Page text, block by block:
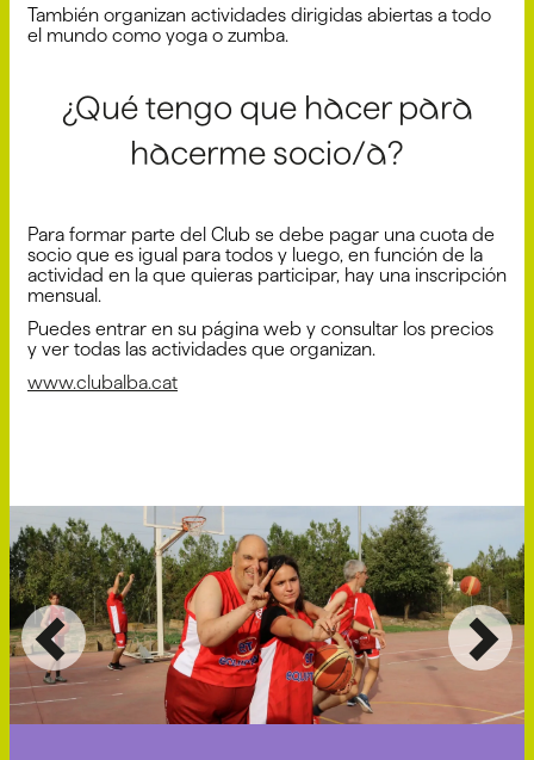
También organizan actividades dirigidas abiertas a todo
el mundo como yoga o zumba.
¿Qué tengo que hacer para
hacerme socio/a?
Para formar parte del Club se debe pagar una cuota de
socio que es igual para todos y luego, en función de la
actividad en la que quieras participar, hay una inscripción
mensual.
Puedes entrar en su página web y consultar los precios
y ver todas las actividades que organizan.
www.clubalba.cat
Anterior